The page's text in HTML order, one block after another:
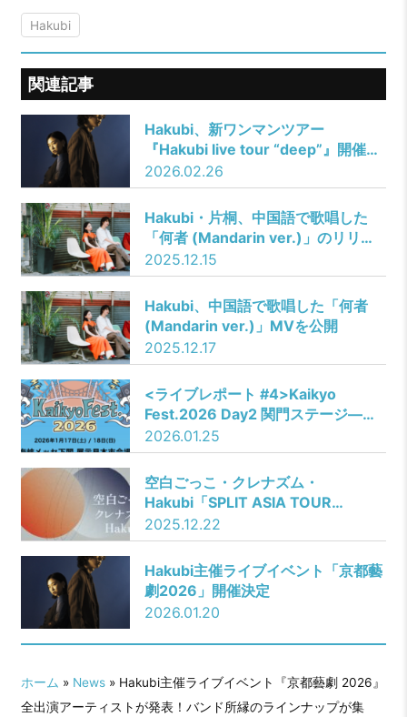
Hakubi
関連記事
Hakubi、新ワンマンツアー
『Hakubi live tour “deep”』開催決
定！
2026.02.26
Hakubi・片桐、中国語で歌唱した
「何者 (Mandarin ver.)」のリリー
スを発表
2025.12.15
Hakubi、中国語で歌唱した「何者
(Mandarin ver.)」MVを公開
2025.12.17
<ライブレポート #4>Kaikyo
Fest.2026 Day2 関門ステージ――
ゼロカル／Hakubi／シャイトープ／
TETORA／HERO COMPLEX／THE
BAWDIES／the奥歯’s
2026.01.25
空白ごっこ・クレナズム・
Hakubi「SPLIT ASIA TOUR
2026」開催決定
2025.12.22
Hakubi主催ライブイベント「京都藝
劇2026」開催決定
2026.01.20
ホーム » News» Hakubi主催ライブイベント『京都藝劇 2026』
全出演アーティストが発表！バンド所縁のラインナップが集